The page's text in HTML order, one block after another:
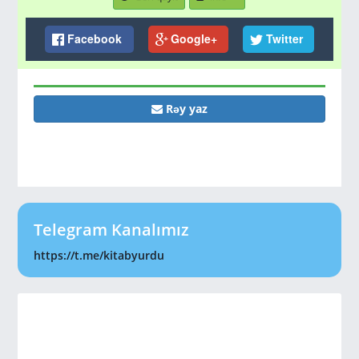
Facebook Google+ Twitter
Rəy yaz
Telegram Kanalımız
https://t.me/kitabyurdu